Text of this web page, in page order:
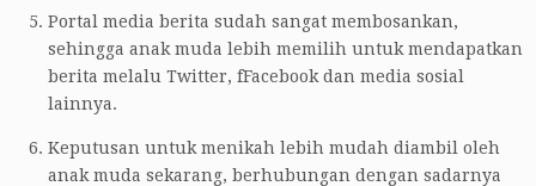
Portal media berita sudah sangat membosankan,
sehingga anak muda lebih memilih untuk mendapatkan
berita melalu Twitter, fFacebook dan media sosial
lainnya.
Keputusan untuk menikah lebih mudah diambil oleh
anak muda sekarang, berhubungan dengan sadarnya